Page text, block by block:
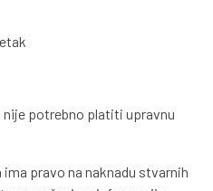
potrebno platiti upravnu
pravo na naknadu stvarnih